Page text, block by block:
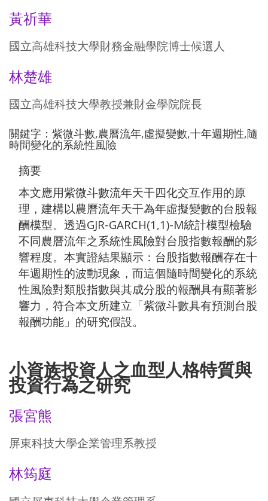
黃祈華
國立高雄科技大學財務金融學院博士候選人
林楚雄
國立高雄科技大學教授兼財金學院院長
關鍵字：紫微斗數,農曆流年,虛擬變數,十年週期性,隨
時間變化的系統性風險
摘要
本文應用紫微斗數流年天干四化交互作用的原
理，建構以農曆流年天干為年虛擬變數的台股報
酬模型。透過GJR-GARCH(1,1)-M統計模型檢驗
不同農曆流年之系統性風險對台股指數報酬的影
響程度。本實證結果顯示：台股指數報酬存在十
年週期性的波動現象，而這個隨時間變化的系統
性風險對類股指數與其成分股的報酬具有顯著影
響力，符合本文所建立「紫微斗數具有預測台股
報酬功能」的研究假設。
小資族投資人之血型人格特質與
投資行為之研究
張宮熊
屏東科技大學企業管理系教授
林筠庭